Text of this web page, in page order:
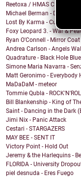
Reetoxa / HMAS CERBERUS
Michael Berman - Dreamed
Lost By Karma - Culpa
Foxy Leopard 3. - War &
Ryan O'Connell - Mirror Coat
Andrea Carlson - Angels
Quadrature - Black Hole
Simone Maria Navarra -
Matt Geronimo - Everybody
MaDaDaM - meteor
Tommie Qubla -
Bill Blankenship - King of
Saint - Dancing in the Dark
Jimi Nix - Panic Attack
Cestari - STARGAZERS
MAY BEE - SENT IT
Victory Point - Hold Out
Jeremy & the Harlequins -
FLORIDA - University
piel desnuda - Eres Fuego